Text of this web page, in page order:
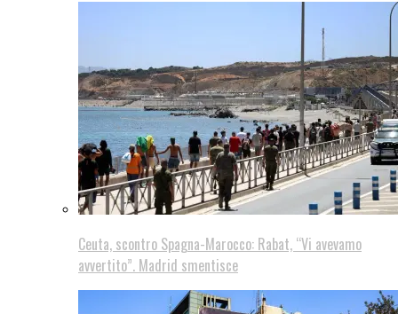
Ceuta, scontro Spagna-Marocco: Rabat, “Vi avevamo
avvertito”. Madrid smentisce